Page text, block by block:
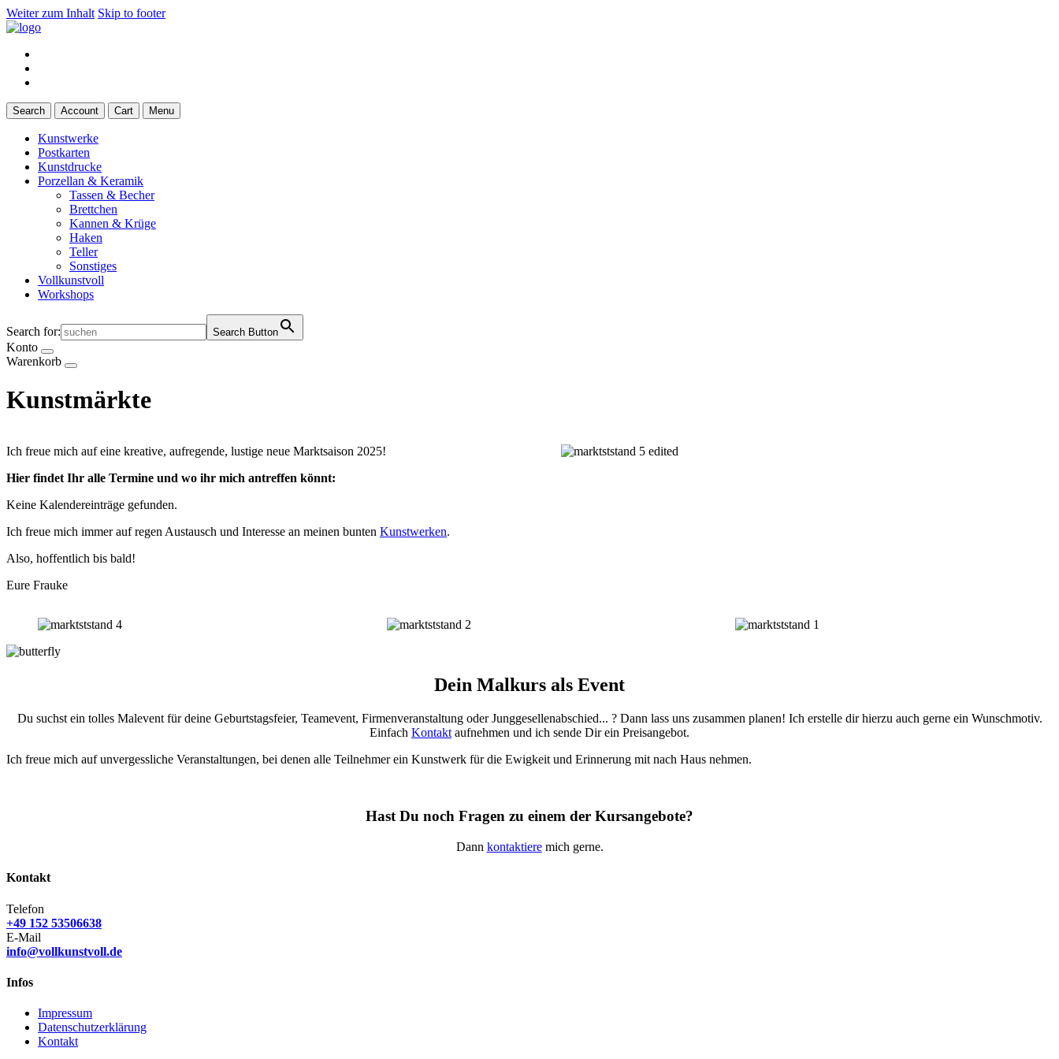
Weiter zum Inhalt Skip to footer
Search Account Cart Menu
Kunstwerke
Postkarten
Kunstdrucke
Porzellan & Keramik
Tassen & Becher
Brettchen
Kannen & Krüge
Haken
Teller
Sonstiges
Vollkunstvoll
Workshops
Search for: Search Button
Konto
Warenkorb
Kunstmärkte
Ich freue mich auf eine kreative, aufregende, lustige neue Marktsaison 2025!
Hier findet Ihr alle Termine und wo ihr mich antreffen könnt:
Keine Kalendereinträge gefunden.
Ich freue mich immer auf regen Austausch und Interesse an meinen bunten Kunstwerken.
Also, hoffentlich bis bald!
Eure Frauke
Dein Malkurs als Event
Du suchst ein tolles Malevent für deine Geburtstagsfeier, Teamevent, Firmenveranstaltung oder Junggesellenabschied... ? Dann lass uns zusammen planen! Ich erstelle dir hierzu auch gerne ein Wunschmotiv.
Einfach Kontakt aufnehmen und ich sende Dir ein Preisangebot.
Ich freue mich auf unvergessliche Veranstaltungen, bei denen alle Teilnehmer ein Kunstwerk für die Ewigkeit und Erinnerung mit nach Haus nehmen.
Hast Du noch Fragen zu einem der Kursangebote?
Dann kontaktieremich gerne.
Kontakt
Telefon
+49 152 53506638
E-Mail
info@vollkunstvoll.de
Infos
Impressum
Datenschutzerklärung
Kontakt